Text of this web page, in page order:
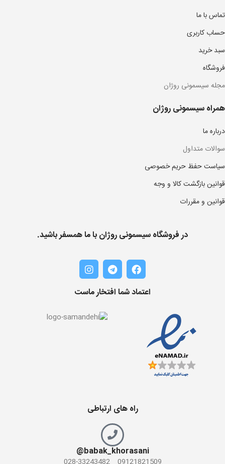
تماس با ما
حساب کاربری
سبد خرید
فروشگاه
مجله سیسمونی روژان
همراه سیسمونی روژان
درباره ما
سوالات متداول
سیاست حفظ حریم خصوصی
قوانین بازگشت کالا و وجه
قوانین و مقررات
در فروشگاه سیسمونی روژان با ما همسفر باشید.
اعتماد شما افتخار ماست
راه های ارتباطی
babak_khorasani@